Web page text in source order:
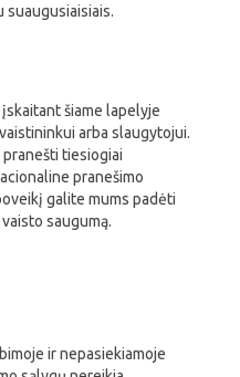
suaugusiaisiais.
šiame lapelyje
arba slaugytojui.
tiesiogiai
pranešimo
galite mums padėti
saugumą.
ir nepasiekiamoje